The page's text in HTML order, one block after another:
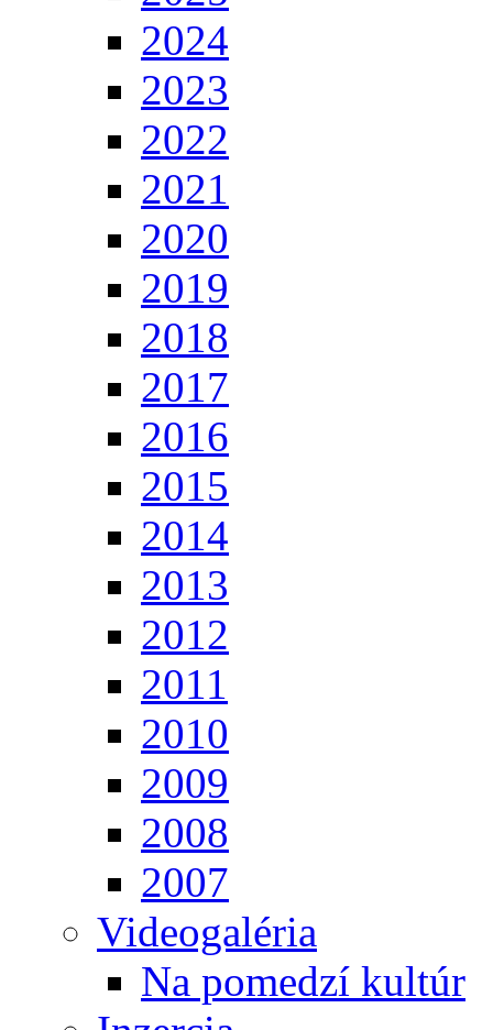
2024
2023
2022
2021
2020
2019
2018
2017
2016
2015
2014
2013
2012
2011
2010
2009
2008
2007
Videogaléria
Na pomedzí kultúr